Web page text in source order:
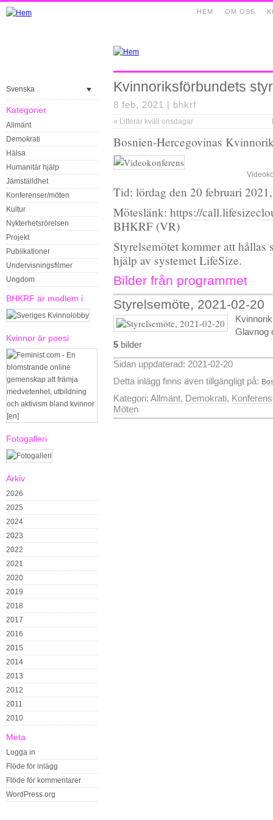
OM OSS
HEM
Svenska
Kategorier
Allmänt
Demokrati
Hälsa
Humanitär hjälp
Jämställdhet
Konferenser/möten
Kultur
Nykterhetsrörelsen
Projekt
Publikationer
Undervisningsfilmer
Ungdom
BHKRF är medlem i
Kvinnor är poesi
Fotogalleri
Arkiv
2026
2025
2024
2023
2022
2021
2020
2019
2018
2017
2016
2015
2014
2013
2012
2011
2010
Meta
Logga in
Flöde för inlägg
Flöde för kommentarer
WordPress.org
Kvinnoriksförbundets
8 feb, 2021 | bhkrf
« Litterär kväll onsdagar
Bosnien-Hercegovinas
Tid: lördag den 20 februari
Möteslänk: https://
BHKRF (VR)
Styrelsemötet kommer att hållas
hjälp av systemet LifeSize.
Bilder från programmet
Styrelsemöte, 2021-02-20
Glavnog
5 bilder
Sidan uppdaterad: 2021-02-20
Detta inlägg finns även tillgängligt på:
Kategori: Allmänt, Demokrati,
Möten